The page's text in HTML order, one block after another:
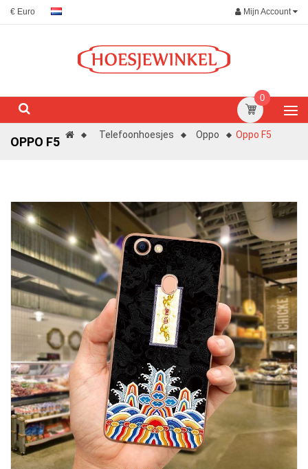
€ Euro Mijn Account
0
OPPO F5 Telefoonhoesjes Oppo Oppo F5